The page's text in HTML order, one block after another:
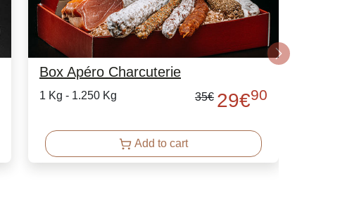
Box Apéro Charcuterie
1 Kg - 1.250 Kg 35€ 29€90
Add to cart
Next